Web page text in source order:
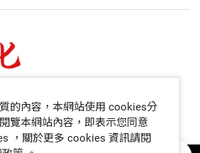
的內容，本網站使用 cookies分
覽本網站內容，即表示您同意
，關於更多 cookies 資訊請閱